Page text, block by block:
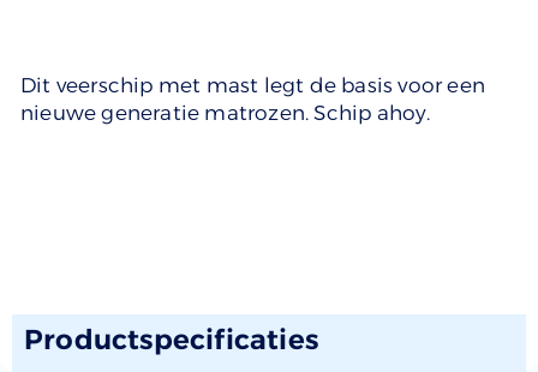
Dit veerschip met mast legt de basis voor een
nieuwe generatie matrozen. Schip ahoy.
Productspecificaties